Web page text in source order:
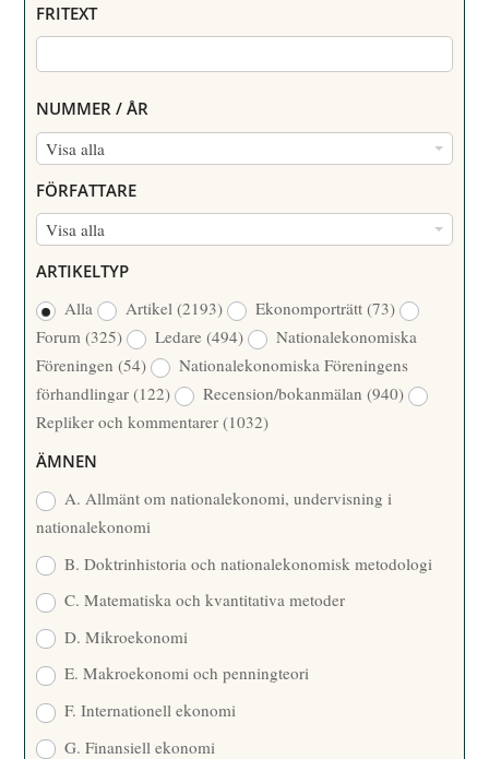
FRITEXT
NUMMER / ÅR
Visa alla
N
M
M
/
Å
R
FÖRFATTARE
Visa alla
R
F
A
T
T
A
R
ARTIKELTYP
Alla
Artikel(2193) Ekonomporträtt(73)
Forum(325) Ledare(494)
Nationalekonomiska
Föreningen(54)
Nationalekonomiska Föreningens
förhandlingar(122) Recension/bokanmälan(940)
Repliker och kommentarer(1032)
ÄMNEN
A. Allmänt om nationalekonomi, undervisning i
nationalekonomi
B. Doktrinhistoria och nationalekonomisk metodologi
C. Matematiska och kvantitativa metoder
D. Mikroekonomi
E. Makroekonomi och penningteori
F. Internationell ekonomi
G. Finansiell ekonomi